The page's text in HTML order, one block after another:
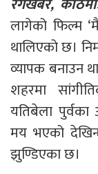
लागेको फिल्म
थालिएको छ।
व्यापक बनाउन
शहरमा
यतिबेला
मय भएको
झुण्डिएका छ।